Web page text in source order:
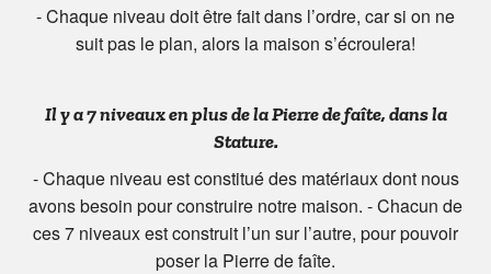
- Chaque niveau doit être fait dans l’ordre, car si on ne
suit pas le plan, alors la maison s’écroulera!
Il y a 7 niveaux en plus de la Pierre de faîte, dans la
Stature.
- Chaque niveau est constitué des matériaux dont nous
avons besoin pour construire notre maison. - Chacun de
ces 7 niveaux est construit l’un sur l’autre, pour pouvoir
poser la Pierre de faîte.